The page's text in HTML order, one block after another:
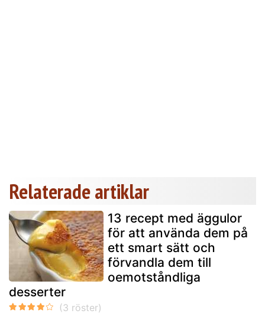
Relaterade artiklar
13 recept med äggulor
för att använda dem på
ett smart sätt och
förvandla dem till
oemotståndliga
desserter